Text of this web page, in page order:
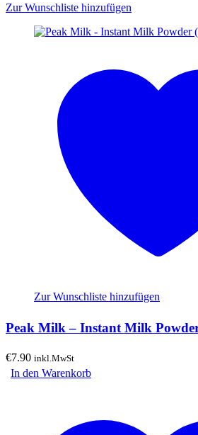
Zur Wunschliste hinzufügen
Zur Wunschliste hinzufügen
Peak Milk – Instant Milk
€7.90 inkl.MwSt
In den Warenkorb